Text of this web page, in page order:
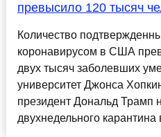
превысило 120 тысяч
Количество
коронавирусом в США
двух тысяч заболевших
университет Джонса
президент Дональд Трамп
двухнедельного карантина